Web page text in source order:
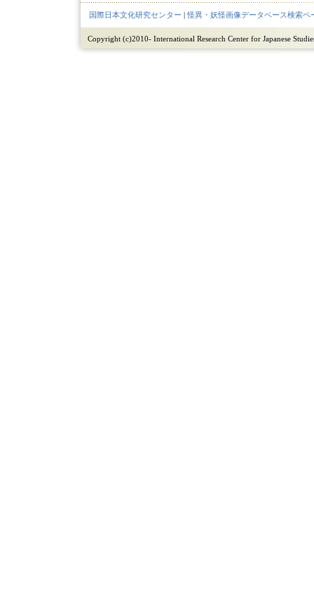
国際日本文化研究センター |怪異・妖怪画像データベース検索ペ
Copyright (c)2010- International Research Center for Japanese